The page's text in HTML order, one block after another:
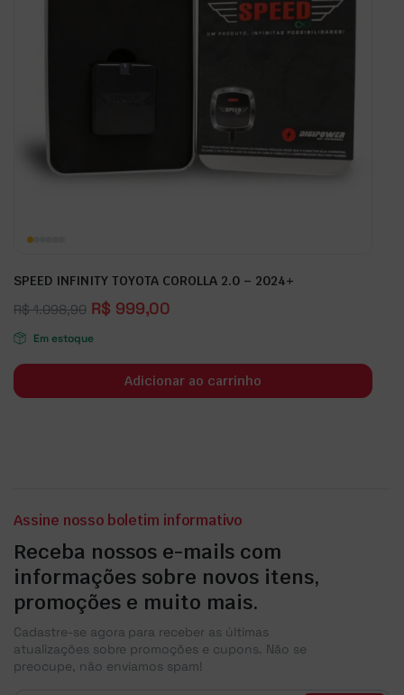
SPEED INFINITY TOYOTA COROLLA 2.0 – 2024+
R$1.098,90 R$ 999,00
Em estoque
Adicionar ao carrinho
Assine nosso boletim informativo
Receba nossos e-mails com
informações sobre novos itens,
promoções e muito mais.
Cadastre-se agora para receber as últimas
atualizações sobre promoções e cupons. Não se
preocupe, não enviamos spam!